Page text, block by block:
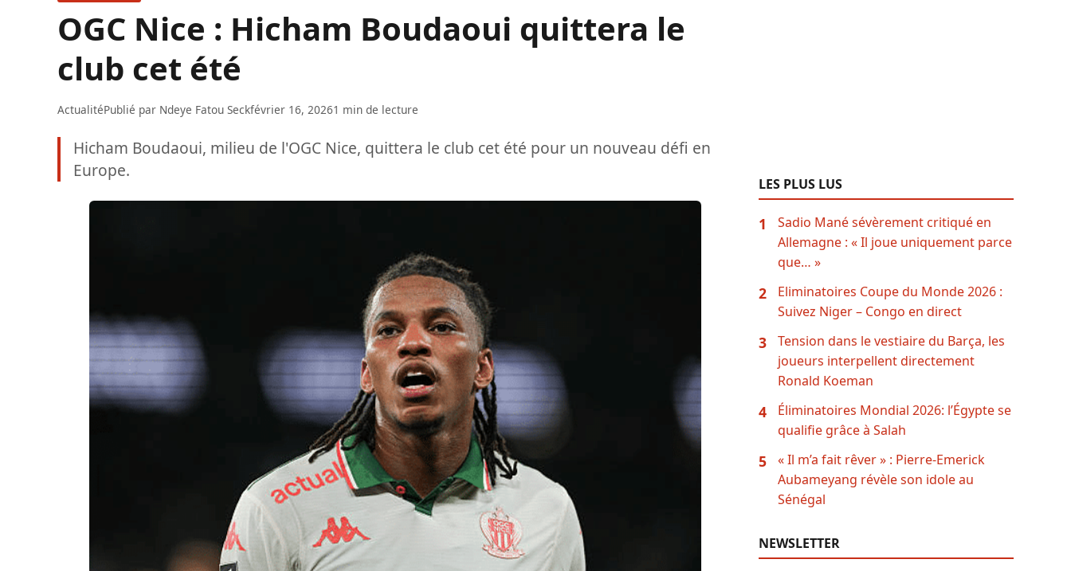
OGC Nice : Hicham Boudaoui quittera le
club cet été
ActualitéPublié par Ndeye Fatou Seckfévrier 16, 20261 min de lecture
Hicham Boudaoui, milieu de l'OGC Nice, quittera le club cet été pour un nouveau défi en
Europe.
LES PLUS LUS
1
Sadio Mané sévèrement critiqué en
Allemagne : « Il joue uniquement parce
que… »
2
Eliminatoires Coupe du Monde 2026 :
Suivez Niger – Congo en direct
3
Tension dans le vestiaire du Barça, les
joueurs interpellent directement
Ronald Koeman
4
Éliminatoires Mondial 2026: l’Égypte se
qualifie grâce à Salah
5
« Il m’a fait rêver » : Pierre-Emerick
Aubameyang révèle son idole au
Sénégal
NEWSLETTER